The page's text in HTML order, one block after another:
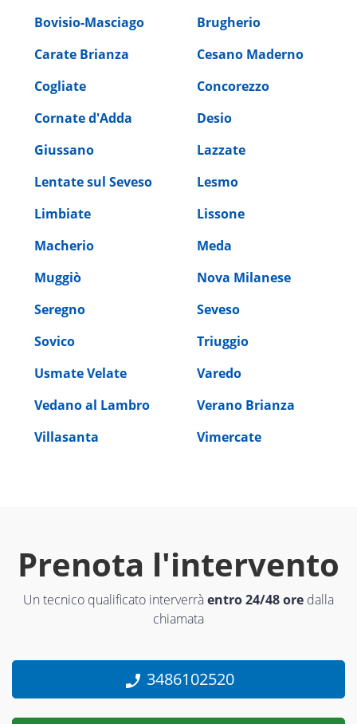
Bovisio-Masciago
Brugherio
Carate Brianza
Cesano Maderno
Cogliate
Concorezzo
Cornate d'Adda
Desio
Giussano
Lazzate
Lentate sul Seveso
Lesmo
Limbiate
Lissone
Macherio
Meda
Muggiò
Nova Milanese
Seregno
Seveso
Sovico
Triuggio
Usmate Velate
Varedo
Vedano al Lambro
Verano Brianza
Villasanta
Vimercate
Prenota l'intervento
Un tecnico qualificato interverràentro 24/48 ore dalla
chiamata
3486102520